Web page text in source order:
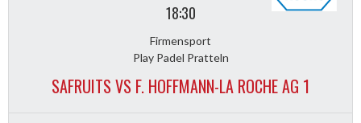
18:30
Firmensport
Play Padel Pratteln
SAFRUITS VS F. HOFFMANN-LA ROCHE AG 1